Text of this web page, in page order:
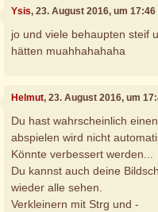
Ysis, 23. August 2016, um 17:46
jo und viele behaupten steif
hätten muahhahahaha
Helmut, 23. August 2016, um
Du hast wahrscheinlich
abspielen wird nicht
Könnte verbessert werden...
Du kannst auch deine
wieder alle sehen.
Verkleinern mit Strg und -